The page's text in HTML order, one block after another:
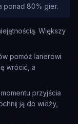
ponad 80% gier.
Większy
pomóż lanerowi
wrócić, a
przyjścia
ją do wieży,